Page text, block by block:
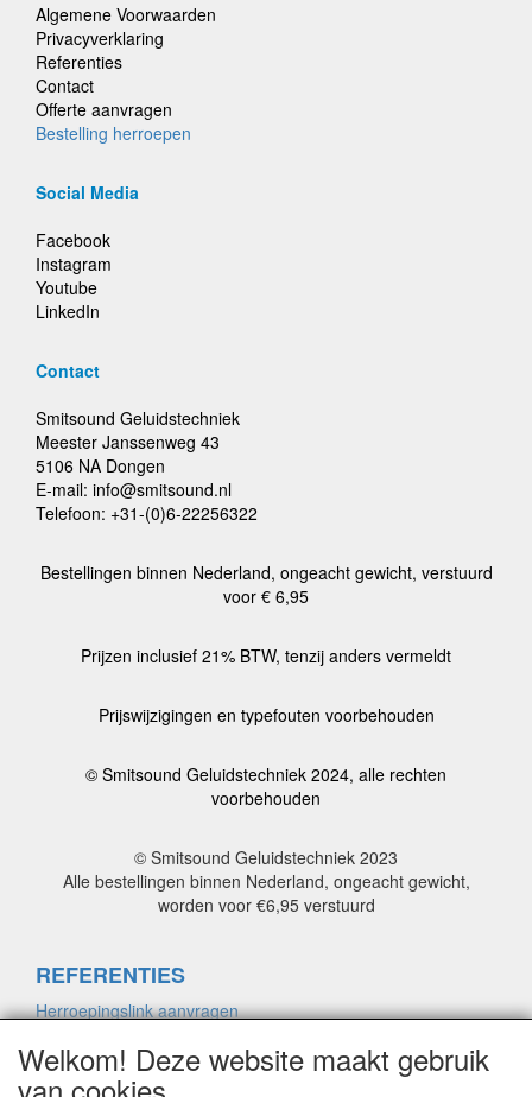
Algemene Voorwaarden
Privacyverklaring
Referenties
Contact
Offerte aanvragen
Bestelling herroepen
Social Media
Facebook
Instagram
Youtube
LinkedIn
Contact
Smitsound Geluidstechniek
Meester Janssenweg 43
5106 NA Dongen
E-mail: info@smitsound.nl
Telefoon: +31-(0)6-22256322
Bestellingen binnen Nederland, ongeacht gewicht, verstuurd
voor € 6,95
Prijzen inclusief 21% BTW, tenzij anders vermeldt
Prijswijzigingen en typefouten voorbehouden
© Smitsound Geluidstechniek 2024, alle rechten
voorbehouden
© Smitsound Geluidstechniek 2023
Alle bestellingen binnen Nederland, ongeacht gewicht,
worden voor €6,95 verstuurd
REFERENTIES
Herroepingslink aanvragen
Welkom! Deze website maakt gebruik